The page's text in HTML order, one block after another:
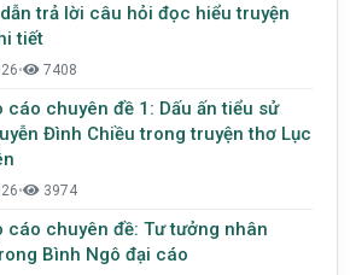
trả lời câu hỏi đọc hiểu truyện
tiết
• 7408
cáo chuyên đề 1: Dấu ấn tiểu sử
Đình Chiều trong truyện thơ Lục
• 3974
cáo chuyên đề: Tư tưởng nhân
Bình Ngô đại cáo